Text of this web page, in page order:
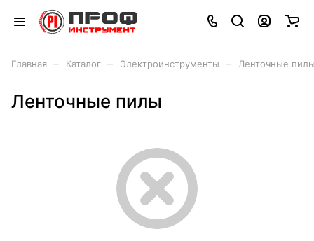
Главная Каталог Электроинструменты Ленточные
Ленточные пилы